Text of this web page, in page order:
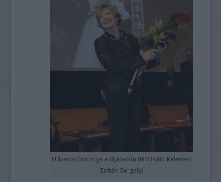
Udvaros Dorottya a díjátadón (MTI Fotó: Kelemen
Zoltán Gergely)